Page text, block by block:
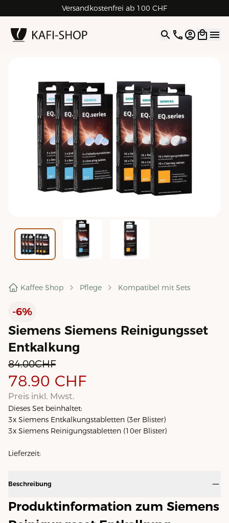
Versandkostenfrei ab 100 CHF
4.9| 5.0 Google
Open
Kaffee Shop Pflege Kompatibel mit Sets
-6%
Siemens Siemens Reinigungsset
Entkalkung
84.00CHF
78.90 CHF
Preis inkl. Mwst.
Dieses Set beinhaltet:
3x Siemens Entkalkungstabletten (3er Blister)
3x Siemens Reinigungstabletten (10er Blister)
Lieferzeit:
Beschreibung
Produktinformation zum Siemens